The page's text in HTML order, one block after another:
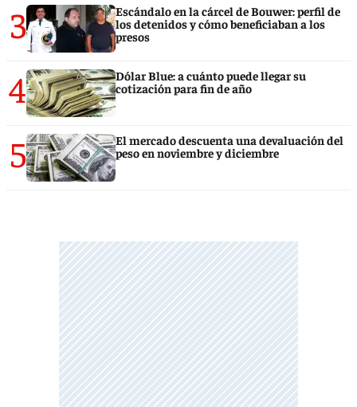
3
Escándalo en la cárcel de Bouwer: perfil de
los detenidos y cómo beneficiaban a los
presos
4
Dólar Blue: a cuánto puede llegar su
cotización para fin de año
5
El mercado descuenta una devaluación del
peso en noviembre y diciembre